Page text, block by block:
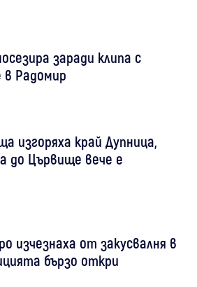
заради клипа с
в Радомир
изгоряха край Дупница,
до Цървище вече е
изчезнаха от закусвалня в
бързо откри